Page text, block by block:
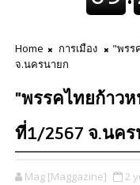
Home การเมือง
"พรร
จ.นครนายก
"พรรคไทยก้าว
ที่1/2567 จ.นคร
Mag [Maggazine] 2